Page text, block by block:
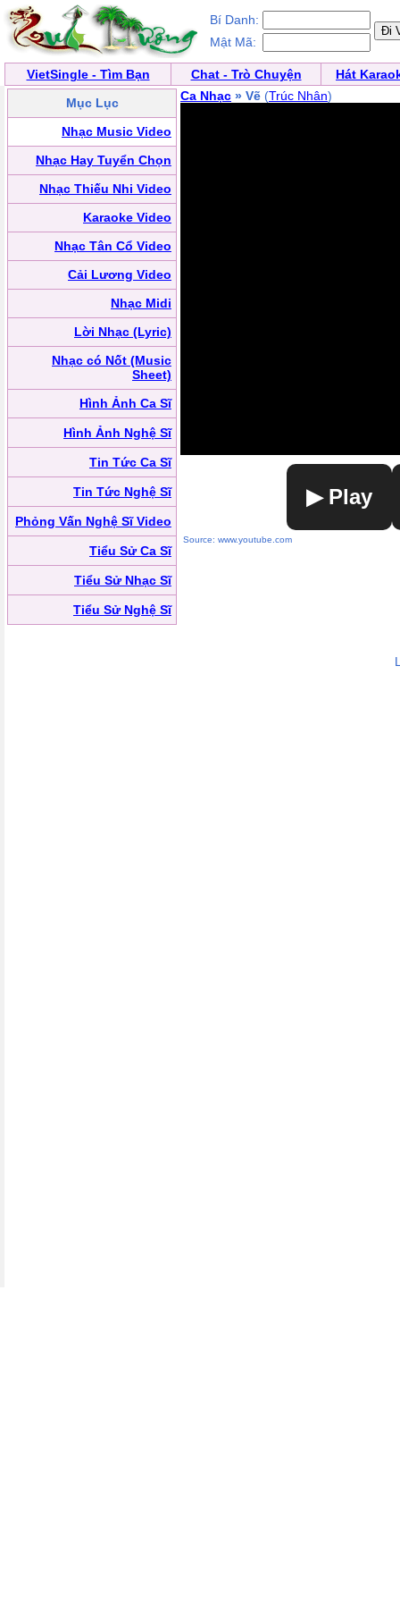
Bí Danh:
Mật Mã:
VietSingle - Tìm Bạn Chat - Trò Chuyện
Hát
Mục Lục
Nhạc Music Video
Nhạc Hay Tuyển Chọn
Nhạc Thiếu Nhi Video
Karaoke Video
Nhạc Tân Cổ Video
Cải Lương Video
Nhạc Midi
Lời Nhạc (Lyric)
Nhạc có Nốt (Music
Sheet)
Hình Ảnh Ca Sĩ
Hình Ảnh Nghệ Sĩ
Tin Tức Ca Sĩ
Tin Tức Nghệ Sĩ
Phỏng Vấn Nghệ Sĩ Video
Tiểu Sử Ca Sĩ
Tiểu Sử Nhạc Sĩ
Tiểu Sử Nghệ Sĩ
Ca Nhạc » Vẽ (Trúc Nhân)
▶ Play
Source: www.youtube.com